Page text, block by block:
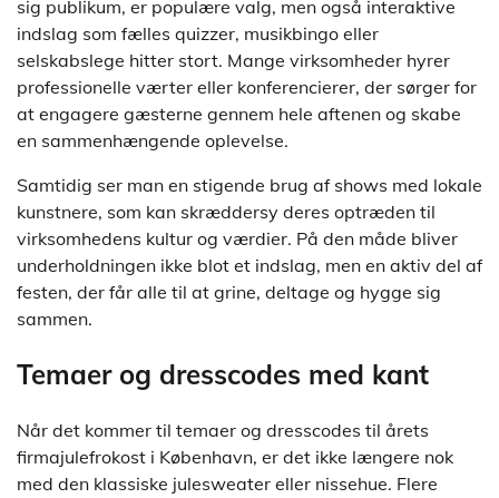
sig publikum, er populære valg, men også interaktive
indslag som fælles quizzer, musikbingo eller
selskabslege hitter stort. Mange virksomheder hyrer
professionelle værter eller konferencierer, der sørger for
at engagere gæsterne gennem hele aftenen og skabe
en sammenhængende oplevelse.
Samtidig ser man en stigende brug af shows med lokale
kunstnere, som kan skræddersy deres optræden til
virksomhedens kultur og værdier. På den måde bliver
underholdningen ikke blot et indslag, men en aktiv del af
festen, der får alle til at grine, deltage og hygge sig
sammen.
Temaer og dresscodes med kant
Når det kommer til temaer og dresscodes til årets
firmajulefrokost i København, er det ikke længere nok
med den klassiske julesweater eller nissehue. Flere